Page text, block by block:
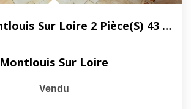
Maison Montlouis Sur Loire 2 Pièce(s) 43 M2
Montlouis Sur Loire
Vendu